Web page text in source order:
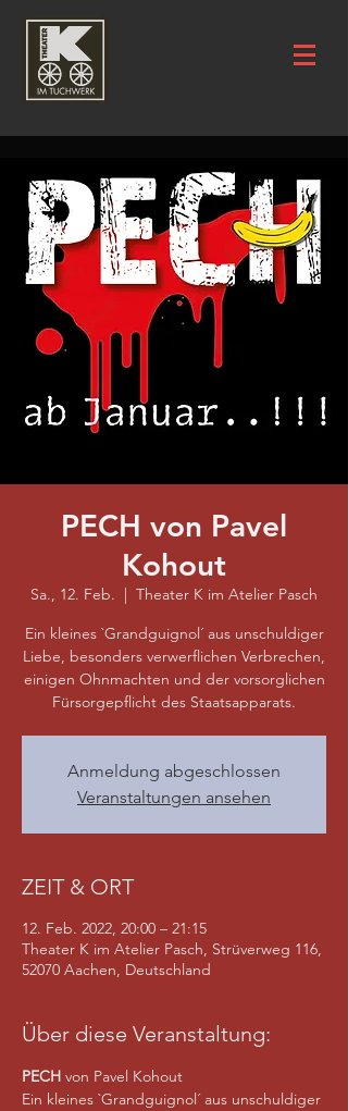
PECH von Pavel
Kohout
Sa., 12. Feb.
  |
Theater K im Atelier Pasch
Ein kleines `Grandguignol´ aus unschuldiger
Liebe, besonders verwerflichen Verbrechen,
einigen Ohnmachten und der vorsorglichen
Fürsorgepflicht des Staatsapparats.
Anmeldung abgeschlossen
Veranstaltungen ansehen
ZEIT & ORT
12. Feb. 2022, 20:00 – 21:15
Theater K im Atelier Pasch, Strüverweg 116,
52070 Aachen, Deutschland
Über diese Veranstaltung:
PECH von Pavel Kohout
Ein kleines `Grandguignol´ aus unschuldiger